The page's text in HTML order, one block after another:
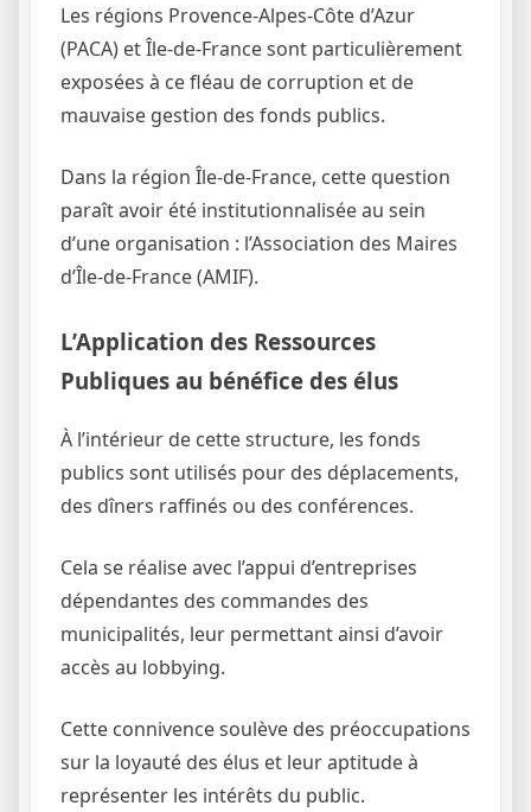
Les régions Provence-Alpes-Côte d’Azur
(PACA) et Île-de-France sont particulièrement
exposées à ce fléau de corruption et de
mauvaise gestion des fonds publics.
Dans la région Île-de-France, cette question
paraît avoir été institutionnalisée au sein
d’une organisation : l’Association des Maires
d’Île-de-France (AMIF).
L’Application des Ressources
Publiques au bénéfice des élus
À l’intérieur de cette structure, les fonds
publics sont utilisés pour des déplacements,
des dîners raffinés ou des conférences.
Cela se réalise avec l’appui d’entreprises
dépendantes des commandes des
municipalités, leur permettant ainsi d’avoir
accès au lobbying.
Cette connivence soulève des préoccupations
sur la loyauté des élus et leur aptitude à
représenter les intérêts du public.